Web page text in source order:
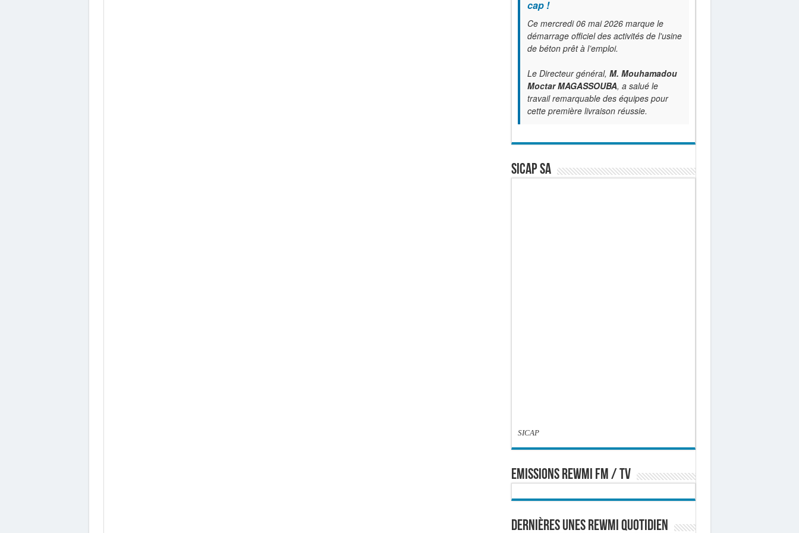
cap !
Ce mercredi 06 mai 2026 marque le
démarrage officiel des activités de l'usine
de béton prêt à l’emploi.
Le Directeur général, M. Mouhamadou
Moctar MAGASSOUBA, a salué le
travail remarquable des équipes pour
cette première livraison réussie.
SICAP SA
SICAP
EMISSIONS REWMI FM / TV
Dernières Unes Rewmi Quotidien